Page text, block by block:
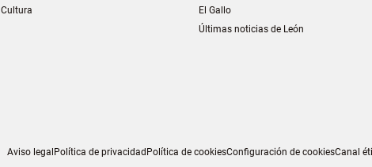
Cultura
El Gallo
Últimas noticias de León
Aviso legalPolítica de privacidadPolítica de cookiesConfiguración de cookiesCanal